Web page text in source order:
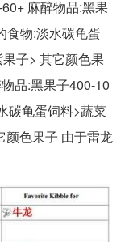
麻醉物品:黑果
食物:淡水碳龟蛋
子> 其它颜色果
品:黑果子400-10
碳龟蛋饲料>蔬菜
颜色果子 由于雷龙